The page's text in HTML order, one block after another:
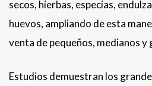
secos, hierbas, especias,
huevos, ampliando de esta
venta de pequeños, medianos
Estudios demuestran los